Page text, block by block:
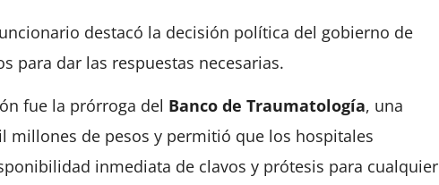
destacó la decisión política del gobierno de
para dar las respuestas necesarias.
fue la prórroga del Banco de Traumatología, una
millones de pesos y permitió que los hospitales
inmediata de clavos y prótesis para cualquier